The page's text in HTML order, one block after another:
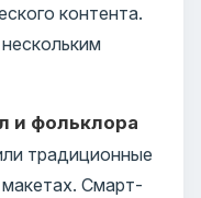
контента.
и фольклора
традиционные
Смарт-